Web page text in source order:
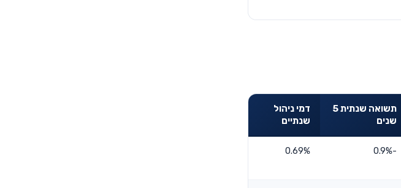
תשואה שנתית 5
שנים
דמי ניהול
שנתיים
-0.9%
0.69%